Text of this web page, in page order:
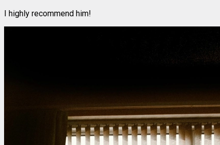
I highly recommend him!